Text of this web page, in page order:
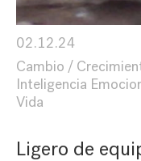
02.12.24
Cambio
Inteligencia
Vida
Ligero de